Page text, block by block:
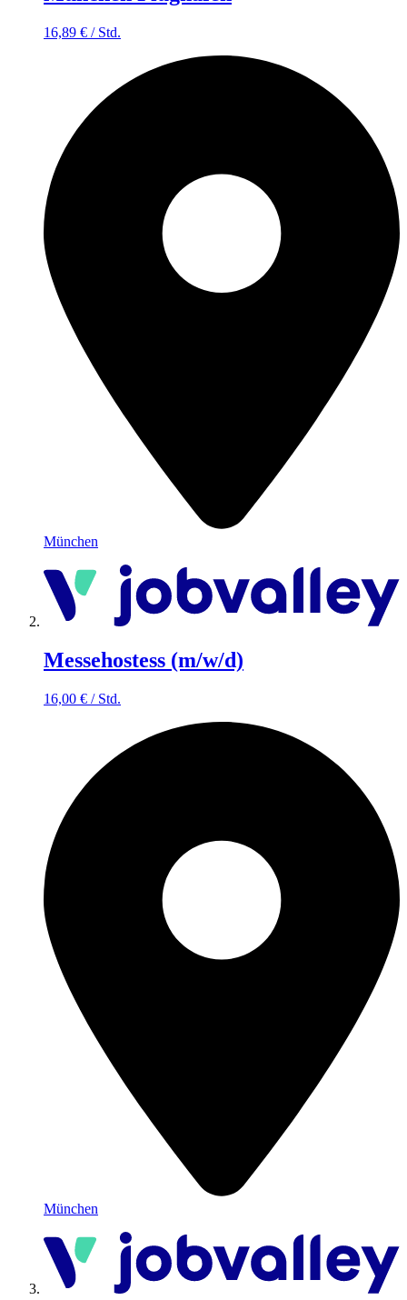
16,89 € / Std.
München
Messehostess (m/w/d)
16,00 € / Std.
München